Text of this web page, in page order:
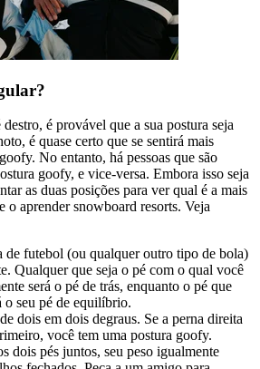
é provável que a sua postura seja
é quase certo que se sentirá mais
No entanto, há pessoas que são
goofy, e vice-versa. Embora isso seja
as duas posições para ver qual é a mais
o aprender snowboard resorts. Veja
de futebol (ou qualquer outro tipo de bola)
Qualquer que seja o pé com o qual você
será o pé de trás, enquanto o pé que
o seu pé de equilíbrio.
dois em dois degraus. Se a perna direita
você tem uma postura goofy.
dois pés juntos, seu peso igualmente